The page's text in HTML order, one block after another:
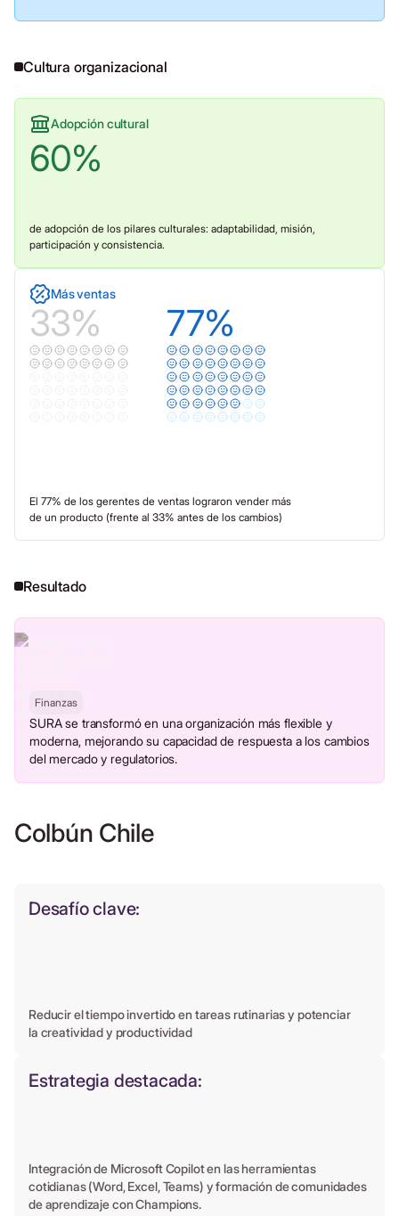
Cultura organizacional
Adopción cultural
60%
de adopción de los pilares culturales: adaptabilidad, misión,
participación y consistencia.
Más ventas
33% 77%
El 77% de los gerentes de ventas lograron vender más
de un producto (frente al 33% antes de los cambios)
Resultado
Finanzas
SURA se transformó en una organización más flexible y
moderna, mejorando su capacidad de respuesta a los cambios
del mercado y regulatorios.
Colbún Chile
Desafío clave:
Reducir el tiempo invertido en tareas rutinarias y potenciar
la creatividad y productividad
Estrategia destacada:
Integración de Microsoft Copilot en las herramientas
cotidianas (Word, Excel, Teams) y formación de comunidades
de aprendizaje con Champions.